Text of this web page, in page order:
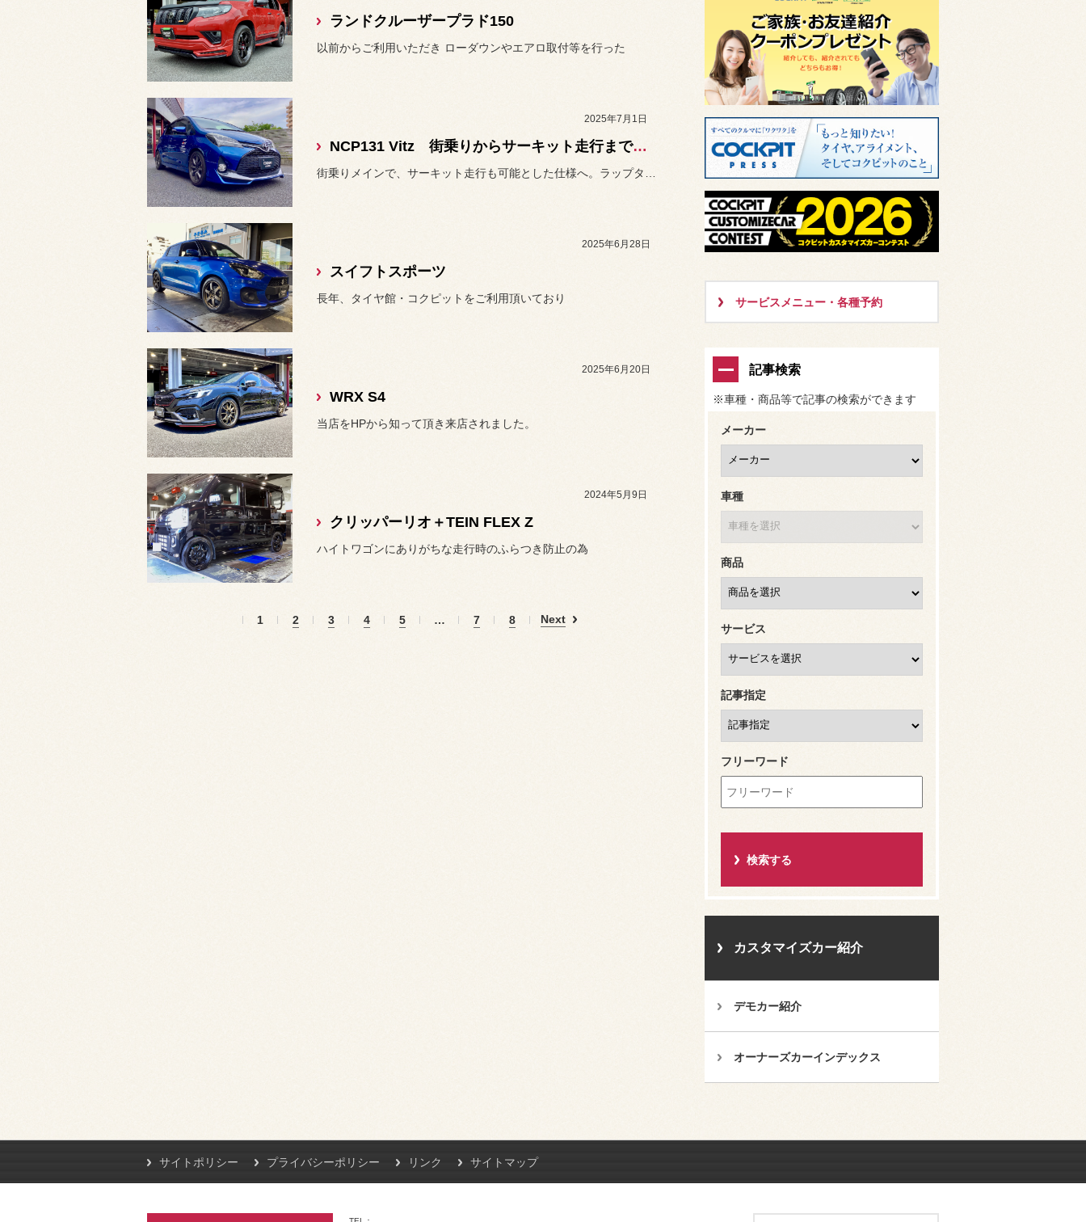
ランドクルーザープラド150
以前からご利用いただき ローダウンやエアロ取付等を行った
2025年7月1日
NCP131 Vitz 街乗りからサーキット走行までを可能とするカスタマイズ
2025年6月28日
スイフトスポーツ
長年、タイヤ館・コクピットをご利用頂いており
2025年6月20日
WRX S4
当店をHPから知って頂き来店されました。
2024年5月9日
クリッパーリオ＋TEIN FLEX Z
ハイトワゴンにありがちな走行時のふらつき防止の為
1 2 3 4 5 … 7 8 Next
サービスメニュー・各種予約
記事検索
※車種・商品等で記事の検索ができます
メーカー
車種
商品
サービス
記事指定
フリーワード
カスタマイズカー紹介
デモカー紹介
オーナーズカーインデックス
サイトポリシー プライバシーポリシー リンク サイトマップ